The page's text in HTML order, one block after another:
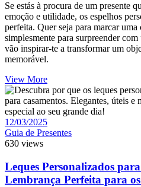
Se estás à procura de um presente
emoção e utilidade, os espelhos
perfeita. Quer seja para marcar uma
simplesmente para surpreender
vão inspirar-te a transformar um
memorável.
View More
12/03/2025
Guia de Presentes
630 views
Leques Personalizados
Lembrança Perfeita para